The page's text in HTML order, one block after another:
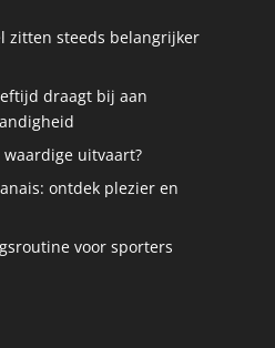
zitten steeds belangrijker
draagt bij aan
uitvaart?
ontdek plezier en
voor sporters